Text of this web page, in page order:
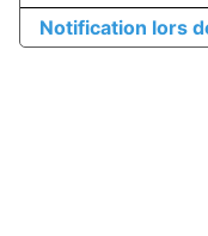
Notification lors